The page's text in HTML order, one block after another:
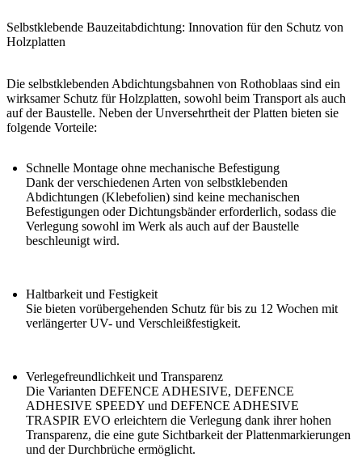
Selbstklebende Bauzeitabdichtung: Innovation für den Schutz von
Holzplatten
Die selbstklebenden Abdichtungsbahnen von Rothoblaas sind ein
wirksamer Schutz für Holzplatten, sowohl beim Transport als auch
auf der Baustelle. Neben der Unversehrtheit der Platten bieten sie
folgende Vorteile:
Schnelle Montage ohne mechanische Befestigung
Dank der verschiedenen Arten von selbstklebenden
Abdichtungen (Klebefolien) sind keine mechanischen
Befestigungen oderDichtungsbändererforderlich, sodass die
Verlegung sowohl im Werk als auch auf der Baustelle
beschleunigt wird.
Haltbarkeit und Festigkeit
Sie bieten vorübergehenden Schutz für bis zu 12 Wochen mit
verlängerter UV- und Verschleißfestigkeit.
Verlegefreundlichkeit und Transparenz
Die Varianten DEFENCE ADHESIVE, DEFENCE
ADHESIVE SPEEDY und DEFENCE ADHESIVE
TRASPIR EVO erleichtern die Verlegung dank ihrer hohen
Transparenz, die eine gute Sichtbarkeit der Plattenmarkierungen
und der Durchbrüche ermöglicht.